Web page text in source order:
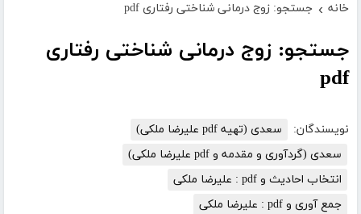
خانه › جستجو: زوج درمانی شناختی رفتاری pdf
جستجو: زوج درمانی شناختی رفتاری
pdf
نویسندگان:
سعدی (تهیه pdf علیرضا ملکی)
سعدی (گردآوری و مقدمه و pdf علیرضا ملکی)
انتخاب احادیث و pdf : علیرضا ملکی
جمع آوری و pdf : علیرضا ملکی